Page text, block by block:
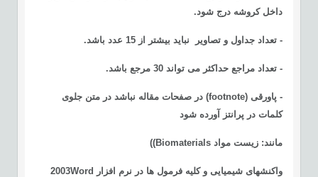
داخل کروشه درج شود.
- تعداد جداول و تصاویر نباید بیشتر از 15 عدد باشد.
- تعداد مراجع حداکثر می تواند 30 مرجع باشد .
- پاورقی
در صفحات مقاله نباشد در متن جلوی
کلمات در پرانتز آورده شود
مانند: زیست موادBiomaterials)
)
واکنش­های شیمیایی و کلیه فرمول ها در نرم افزار 2003Word